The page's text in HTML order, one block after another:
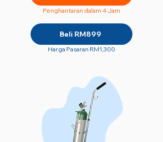
Penghantaran dalam 4 Jam
Beli RM899
Harga Pasaran RM1,300